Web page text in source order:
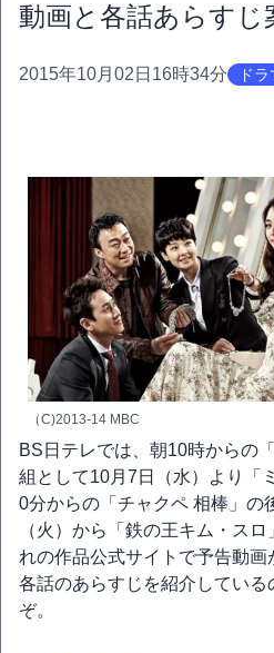
動画と各話あらすじ
2015年10月02日16時34分 ドラ
（C)2013-14 MBC
BS日テレでは、朝10時からの
組として10月7日（水）より「
0分からの「チャクペ 相棒」の
（火）から「鉄の王キム・ス
れの作品公式サイトで予告動
各話のあらすじを紹介している
ぞ。